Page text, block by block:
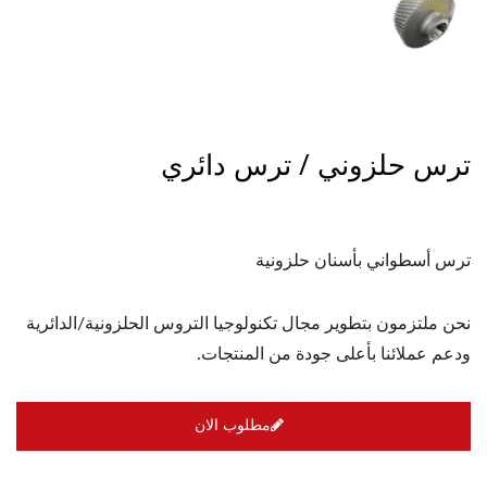
ترس حلزوني / ترس دائري
ترس أسطواني بأسنان حلزونية
نحن ملتزمون بتطوير مجال تكنولوجيا التروس الحلزونية/الدائرية
ودعم عملائنا بأعلى جودة من المنتجات.
مطلوب الان